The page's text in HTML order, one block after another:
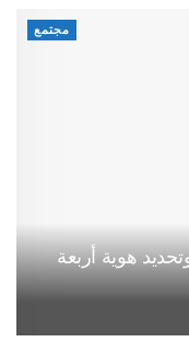
مجتمع
انتشال 80 جثة وتحديد هوية أربعة